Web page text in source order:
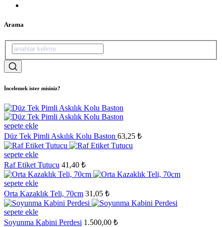
Arama
İncelemek ister misiniz?
sepete ekle
Düz Tek Pimli Askılık Kolu Baston 63,25 ₺
sepete ekle
Raf Etiket Tutucu 41,40 ₺
sepete ekle
Orta Kazaklık Teli, 70cm 31,05 ₺
sepete ekle
Soyunma Kabini Perdesi 1.500,00 ₺